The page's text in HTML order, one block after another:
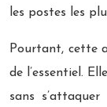
les postes les
Pourtant, cette
de l’essentiel.
sans